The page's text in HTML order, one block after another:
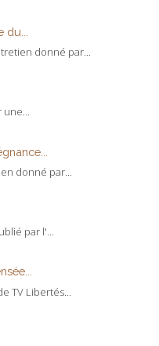
donné par...
donné par...
par l'...
TV Libertés...